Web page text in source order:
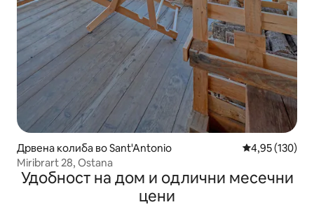
Дрвена колиба во Sant'Antonio Просечна
4,95 (130)
Miribrart 28, Ostana
Удобност на дом и одлични месечни
цени